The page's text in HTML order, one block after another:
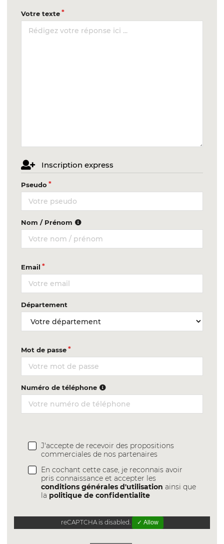
Votre texte
Inscription express
Pseudo
Nom / Prénom
Email
Département
Mot de passe
Numéro de téléphone
J'accepte de recevoir des propositions
commerciales de nos partenaires
En cochant cette case, je reconnais avoir
pris connaissance et accepter les
conditions générales d'utilisation ainsi que
la politique de confidentialite
reCAPTCHA is disabled. ✓ Allow